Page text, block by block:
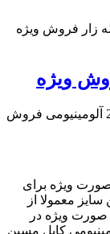
زار فروش ویژه
برای کابل مسین 50*2 آلومینیومی فروش
را به صورت ویژه برای
معمولا از
صورت ویژه در
کابل مسین